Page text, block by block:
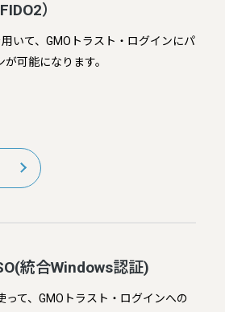
）
いて、​GMOトラスト・ログインにパ
可能になります。
統合Windows認証)
って、GMOトラスト・ログインへの